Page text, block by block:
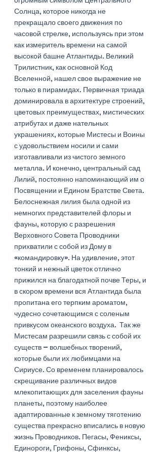
Солнца, которое никогда не
прекращало своего движения по
часовой стрелке, используясь при этом
как измеритель времени на самой
высокой башне Атлантиды. Великий
Трилистник, как основной Код
Вселенной, нашел свое выражение не
только в пирамидах. Первичная триада
доминировала в архитектуре строений,
цветовых преимуществах, мистических
атрибутах и даже нательных
украшениях, которые Мистесы и Воины
с удовольствием носили и сами
изготавливали из чистого земного
металла. И конечно, центральный сад
Лилий, постоянно напоминающий им о
Посвящении и Едином Братстве Света.
Белоснежная лилия была одной из
немногих представителей флоры и
фауны, которую с разрешения
Верховного Совета Проводники
прихватили с собой из Дому в
«командировку». На удивление, этот
тонкий и нежный цветок отлично
прижился на благодатной почве Теры, и
в скором времени вся Атлантида была
пропитана его терпким ароматом,
чудесно сочетающимся с соленым
привкусом океанского воздуха.  Так же
Мистесам разрешили связь с собой их
существ – волшебных творений,
которые были их любимцами на
Сириусе. Со временем планировалось
скрещивание различных видов
млекопитающих для заселения фауны
планеты, поэтому наиболее
адаптированные к земному тяготению
существа прекрасно вписались в новую
жизнь Проводников. Пегасы, Фениксы,
Единороги, Грифоны, Сфинксы,